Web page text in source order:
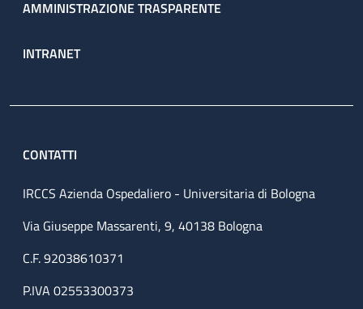
AMMINISTRAZIONE TRASPARENTE
INTRANET
CONTATTI
IRCCS Azienda Ospedaliero - Universitaria di Bologna
Via Giuseppe Massarenti, 9, 40138 Bologna
C.F. 92038610371
P.IVA 02553300373